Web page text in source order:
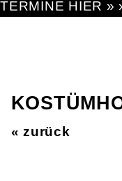
TERMINE HIER »
« zurück